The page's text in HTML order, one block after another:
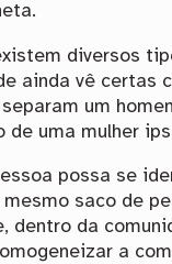
diversos
ainda vê certas
um
uma mulher
possa se
saco de
dentro da
a